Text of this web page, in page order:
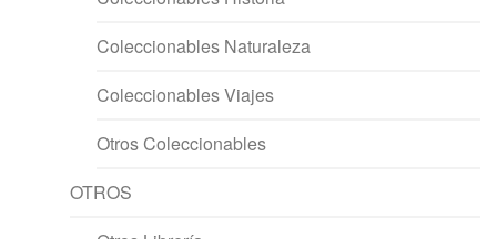
Coleccionables Naturaleza
Coleccionables Viajes
Otros Coleccionables
OTROS